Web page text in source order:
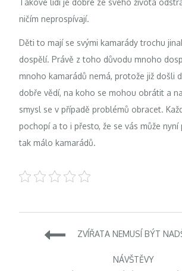
Takové lidi je dobré ze svého života
ničím neprospívají.
Děti to mají se svými kamarády trochu
dospělí. Právě z toho důvodu mnoho
mnoho kamarádů nemá, protože již došli
dobře vědí, na koho se mohou obrátit a
smysl se v případě problémů obracet.
pochopí a to i přesto, že se vás může
tak málo kamarádů.
Navigace
ZVÍŘATA NEMUSÍ BÝT
NÁVŠTĚVY